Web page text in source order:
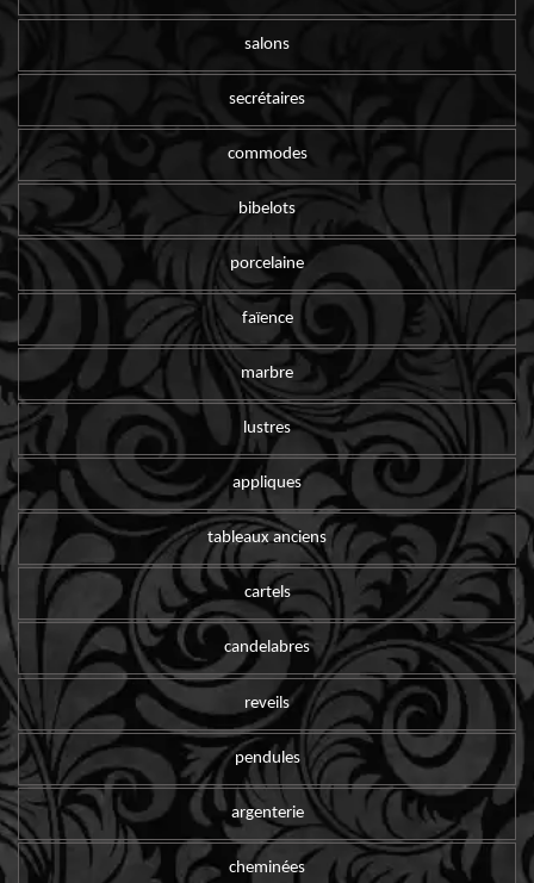
salons
secrétaires
commodes
bibelots
porcelaine
faïence
marbre
lustres
appliques
tableaux anciens
cartels
candelabres
reveils
pendules
argenterie
cheminées